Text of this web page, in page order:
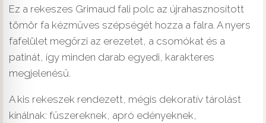
Ez a rekeszes Grimaud fali polc az újrahasznosított
tömör fa kézműves szépségét hozza a falra. A nyers
fafelület megőrzi az erezetet, a csomókat és a
patinát, így minden darab egyedi, karakteres
megjelenésű.
A kis rekeszek rendezett, mégis dekoratív tárolást
kínálnak: fűszereknek, apró edényeknek,